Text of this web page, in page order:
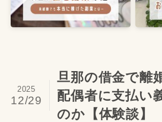
旦那の借金で離
配偶者に支払い
のか【体験談】
2025
12/29